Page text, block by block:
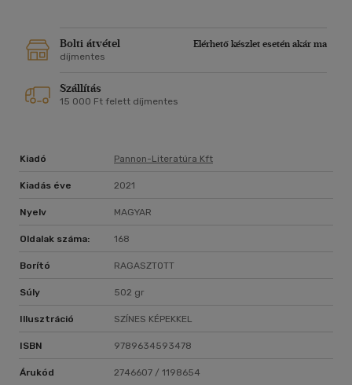
Bolti átvétel
Elérhető készlet esetén akár ma
díjmentes
Szállítás
15 000 Ft felett díjmentes
Kiadó Pannon-Literatúra Kft
Kiadás éve 2021
Nyelv MAGYAR
Oldalak száma: 168
Borító RAGASZTOTT
Súly 502 gr
Illusztráció SZÍNES KÉPEKKEL
ISBN 9789634593478
Árukód 2746607 / 1198654